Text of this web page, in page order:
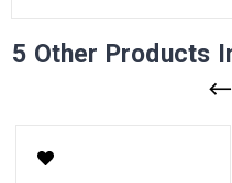
5 Other Products